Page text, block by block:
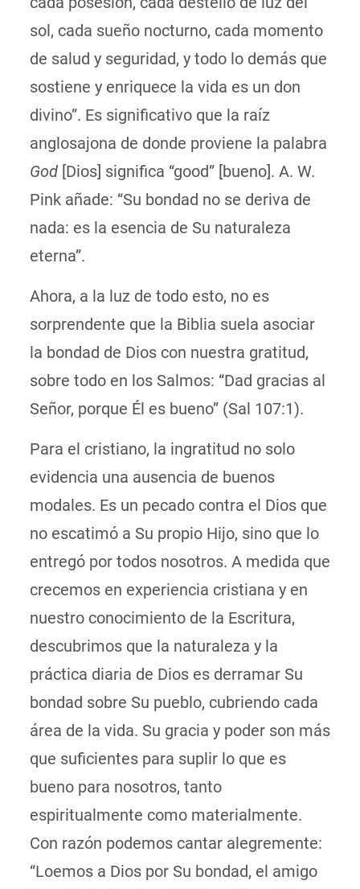
sol, cada sueño nocturno, cada momento
de salud y seguridad, y todo lo demás que
sostiene y enriquece la vida es un don
divino”. Es significativo que la raíz
anglosajona de donde proviene la palabra
God [Dios] significa “good” [bueno]. A. W.
Pink añade: “Su bondad no se deriva de
nada: es la esencia de Su naturaleza
eterna”.
Ahora, a la luz de todo esto, no es
sorprendente que la Biblia suela asociar
la bondad de Dios con nuestra gratitud,
sobre todo en los Salmos: “Dad gracias al
Señor, porque Él es bueno” (Sal 107:1).
Para el cristiano, la ingratitud no solo
evidencia una ausencia de buenos
modales. Es un pecado contra el Dios que
no escatimó a Su propio Hijo, sino que lo
entregó por todos nosotros. A medida que
crecemos en experiencia cristiana y en
nuestro conocimiento de la Escritura,
descubrimos que la naturaleza y la
práctica diaria de Dios es derramar Su
bondad sobre Su pueblo, cubriendo cada
área de la vida. Su gracia y poder son más
que suficientes para suplir lo que es
bueno para nosotros, tanto
espiritualmente como materialmente.
Con razón podemos cantar alegremente:
“Loemos a Dios por Su bondad, el amigo